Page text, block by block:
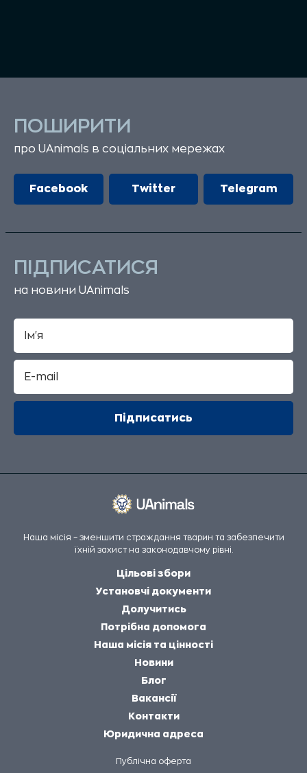
ПОШИРИТИ
про UAnimals в соціальних мережах
Facebook Twitter Telegram
ПІДПИСАТИСЯ
на новини UAnimals
Наша місія – зменшити страждання тварин та забезпечити
їхній захист на законодавчому рівні.
Цільові збори
Установчі документи
Долучитись
Потрібна допомога
Наша місія та цінності
Новини
Блог
Вакансії
Контакти
Юридична адреса
Публічна оферта